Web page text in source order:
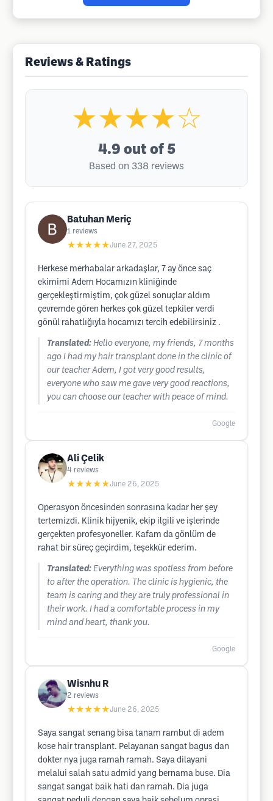
Reviews & Ratings
★★★★☆
4.9 out of 5
Based on 338 reviews
Batuhan Meriç
1 reviews
★★★★★June 27, 2025
Herkese merhabalar arkadaşlar, 7 ay önce saç
ekimimi Adem Hocamızın kliniğinde
gerçekleştirmiştim, çok güzel sonuçlar aldım
çevremde gören herkes çok güzel tepkiler verdi
gönül rahatlığıyla hocamızı tercih edebilirsiniz .
Translated: Hello everyone, my friends, 7 months
ago I had my hair transplant done in the clinic of
our teacher Adem, I got very good results,
everyone who saw me gave very good reactions,
you can choose our teacher with peace of mind.
Google
Ali Çelik
4 reviews
★★★★★June 26, 2025
Operasyon öncesinden sonrasına kadar her şey
tertemizdi. Klinik hijyenik, ekip ilgili ve işlerinde
gerçekten profesyoneller. Kafam da gönlüm de
rahat bir süreç geçirdim, teşekkür ederim.
Translated: Everything was spotless from before
to after the operation. The clinic is hygienic, the
team is caring and they are truly professional in
their work. I had a comfortable process in my
mind and heart, thank you.
Google
Wisnhu R
2 reviews
★★★★★June 26, 2025
Saya sangat senang bisa tanam rambut di adem
kose hair transplant. Pelayanan sangat bagus dan
dokter nya juga ramah ramah. Saya dilayani
melalui salah satu admid yang bernama buse. Dia
sangat sangat baik hati dan ramah. Dia juga